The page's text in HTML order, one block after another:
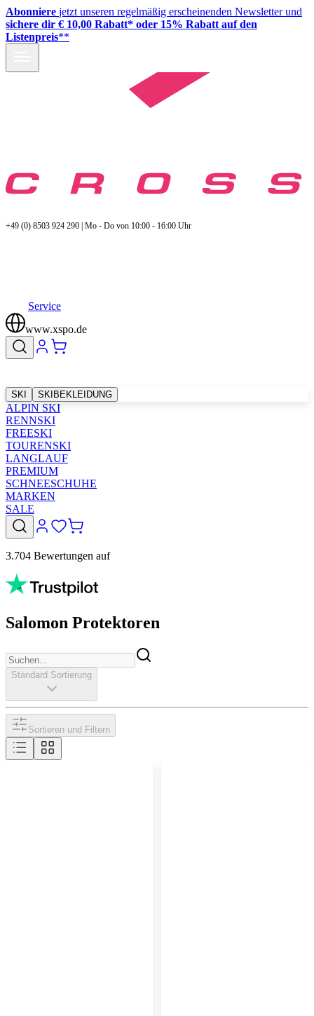
Abonniere jetzt unseren regelmäßig erscheinenden Newsletter und
sichere dir € 10,00 Rabatt* oder 15% Rabatt auf den
Listenpreis**
+49 (0) 8503 924 290 | Mo - Do von 10:00 - 16:00 Uhr
Service
www.xspo.de
SKI SKIBEKLEIDUNG
ALPIN SKI
RENNSKI
FREESKI
TOURENSKI
LANGLAUF
PREMIUM
SCHNEESCHUHE
MARKEN
SALE
3.704 Bewertungen auf
Salomon Protektoren
Standard Sortierung
Sortieren und Filtern